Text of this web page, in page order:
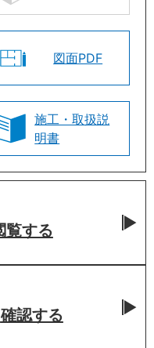
図面PDF
施工・取扱説
明書
覧する
確認する